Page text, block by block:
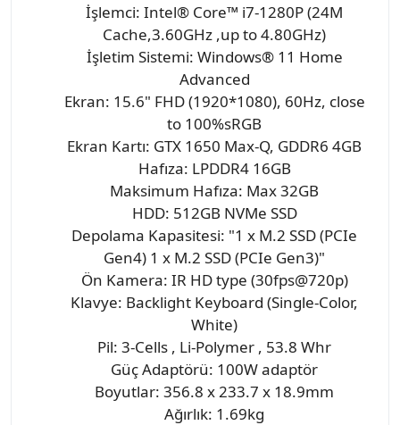
İşlemci: Intel® Core™ i7-1280P (24M
Cache,3.60GHz ,up to 4.80GHz)
İşletim Sistemi: Windows® 11 Home
Advanced
Ekran: 15.6" FHD (1920*1080), 60Hz, close
to 100%sRGB
Ekran Kartı: GTX 1650 Max-Q, GDDR6 4GB
Hafıza: LPDDR4 16GB
Maksimum Hafıza: Max 32GB
HDD: 512GB NVMe SSD
Depolama Kapasitesi: "1 x M.2 SSD (PCIe
Gen4) 1 x M.2 SSD (PCIe Gen3)"
Ön Kamera: IR HD type (30fps@720p)
Klavye: Backlight Keyboard (Single-Color,
White)
Pil: 3-Cells , Li-Polymer , 53.8 Whr
Güç Adaptörü: 100W adaptör
Boyutlar: 356.8 x 233.7 x 18.9mm
Ağırlık: 1.69kg